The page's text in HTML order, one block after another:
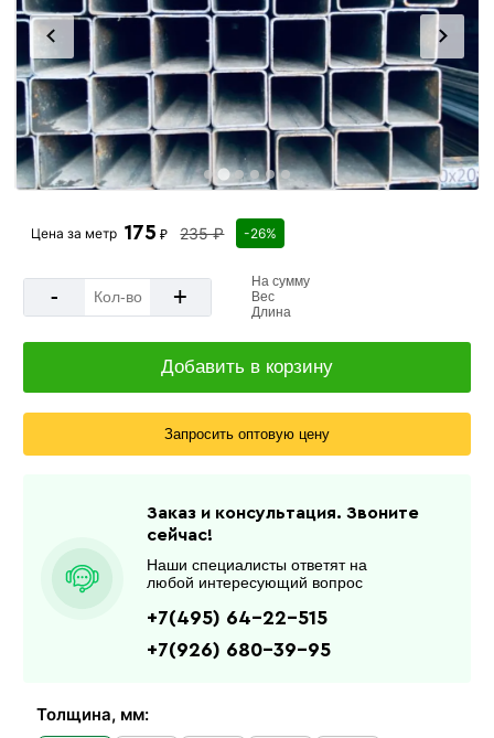
Толщина, мм:
Цена за метр 175 ₽ 235 ₽ -26%
- +
На сумму
Вес
Длина
Добавить в корзину
Запросить оптовую цену
Заказ и консультация. Звоните
сейчас!
Наши специалисты ответят на
любой интересующий вопрос
+7(495) 64-22-515
+7(926) 680-39-95